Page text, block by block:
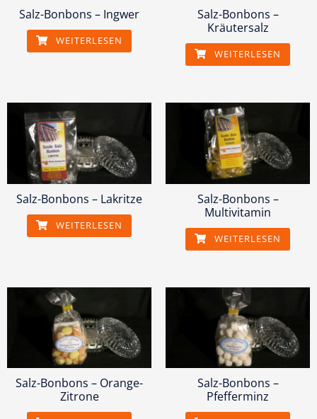
Salz-Bonbons – Ingwer
WEITERLESEN
Salz-Bonbons –
Kräutersalz
WEITERLESEN
Salz-Bonbons – Lakritze
WEITERLESEN
Salz-Bonbons –
Multivitamin
WEITERLESEN
Salz-Bonbons – Orange-
Zitrone
Salz-Bonbons –
Pfefferminz